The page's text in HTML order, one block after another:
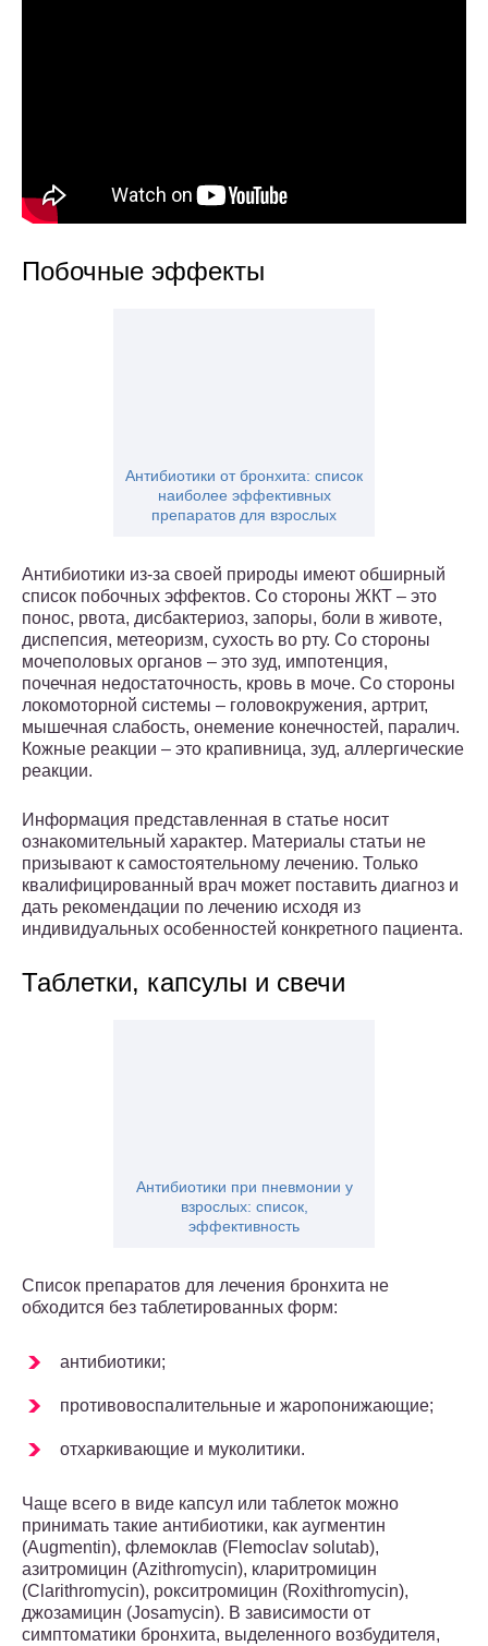
Побочные эффекты
Антибиотики от бронхита: список
наиболее эффективных
препаратов для взрослых
Антибиотики из-за своей природы имеют обширный
список побочных эффектов. Со стороны ЖКТ – это
понос, рвота, дисбактериоз, запоры, боли в животе,
диспепсия, метеоризм, сухость во рту. Со стороны
мочеполовых органов – это зуд, импотенция,
почечная недостаточность, кровь в моче. Со стороны
локомоторной системы – головокружения, артрит,
мышечная слабость, онемение конечностей, паралич.
Кожные реакции – это крапивница, зуд, аллергические
реакции.
Информация представленная в статье носит
ознакомительный характер. Материалы статьи не
призывают к самостоятельному лечению. Только
квалифицированный врач может поставить диагноз и
дать рекомендации по лечению исходя из
индивидуальных особенностей конкретного пациента.
Таблетки, капсулы и свечи
Антибиотики при пневмонии у
взрослых: список,
эффективность
Список препаратов для лечения бронхита не
обходится без таблетированных форм:
антибиотики;
противовоспалительные и жаропонижающие;
отхаркивающие и муколитики.
Чаще всего в виде капсул или таблеток можно
принимать такие антибиотики, как аугментин
(Augmentin), флемоклав (Flemoclav solutab),
азитромицин (Azithromycin), кларитромицин
(Clarithromycin), рокситромицин (Roxithromycin),
джозамицин (Josamycin). В зависимости от
симптоматики бронхита, выделенного возбудителя,